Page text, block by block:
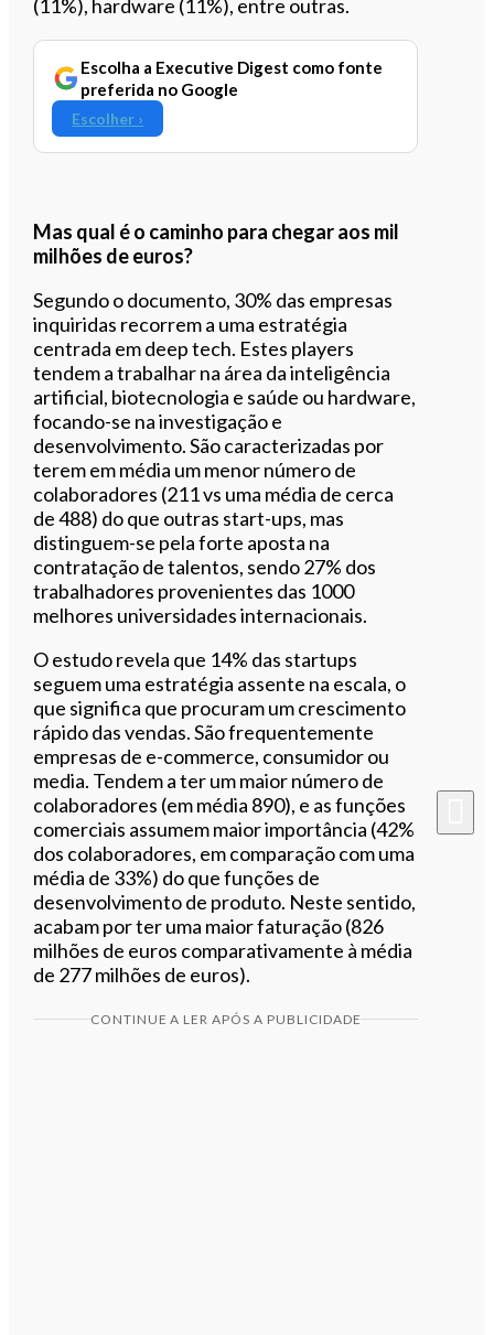
(11%), hardware (11%), entre outras.
Escolha a Executive Digest como fonte
preferida no Google
Escolher ›
Mas qual é o caminho para chegar aos mil
milhões de euros?
Segundo o documento, 30% das empresas
inquiridas recorrem a uma estratégia
centrada em deep tech. Estes players
tendem a trabalhar na área da inteligência
artificial, biotecnologia e saúde ou hardware,
focando-se na investigação e
desenvolvimento. São caracterizadas por
terem em média um menor número de
colaboradores (211 vs uma média de cerca
de 488) do que outras start-ups, mas
distinguem-se pela forte aposta na
contratação de talentos, sendo 27% dos
trabalhadores provenientes das 1000
melhores universidades internacionais.
O estudo revela que 14% das startups
seguem uma estratégia assente na escala, o
que significa que procuram um crescimento
rápido das vendas. São frequentemente
empresas de e-commerce, consumidor ou
media. Tendem a ter um maior número de
colaboradores (em média 890), e as funções
comerciais assumem maior importância (42%
dos colaboradores, em comparação com uma
média de 33%) do que funções de
desenvolvimento de produto. Neste sentido,
acabam por ter uma maior faturação (826
milhões de euros comparativamente à média
de 277 milhões de euros).
CONTINUE A LER APÓS A PUBLICIDADE